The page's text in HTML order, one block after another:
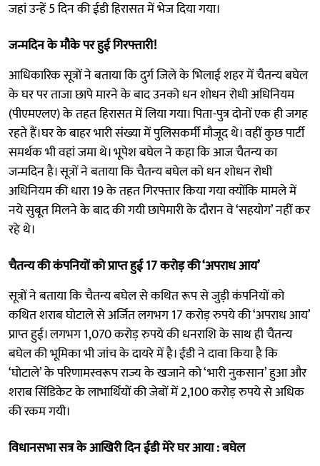
जहां उन्हें 5 दिन की ईडी हिरासत में भेज दिया गया।
जन्मदिन के मौके पर हुई गिरफ्तारी!
आधिकारिक सूत्रों ने बताया कि दुर्ग जिले के भिलाई शहर में चैतन्य बघेल
के घर पर ताजा छापे मारने के बाद उनको धन शोधन रोधी अधिनियम
(पीएमएलए) के तहत हिरासत में लिया गया। पिता-पुत्र दोनों एक ही जगह
रहते हैं।घर के बाहर भारी संख्या में पुलिसकर्मी मौजूद थे। वहीं कुछ पार्टी
समर्थक भी वहां जमा थे। भूपेश बघेल ने कहा कि आज चैतन्य का
जन्मदिन है। सूत्रों ने बताया कि चैतन्य बघेल को धन शोधन रोधी
अधिनियम की धारा 19 के तहत गिरफ्तार किया गया क्योंकि मामले में
नये सुबूत मिलने के बाद की गयी छापेमारी के दौरान वे ‘सहयोग’ नहीं कर
रहे थे।
चैतन्य की कंपनियों को प्राप्त हुई 17 करोड़ की ‘अपराध आय’
सूत्रों ने बताया कि चैतन्य बघेल से कथित रूप से जुड़ी कंपनियों को
कथित शराब घोटाले से अर्जित लगभग 17 करोड़ रुपये की ‘अपराध आय’
प्राप्त हुई। लगभग 1,070 करोड़ रुपये की धनराशि के साथ ही चैतन्य
बघेल की भूमिका भी जांच के दायरे में है। ईडी ने दावा किया है कि
‘घोटाले’ के परिणामस्वरूप राज्य के खजाने को ‘भारी नुकसान’ हुआ और
शराब सिंडिकेट के लाभार्थियों की जेबों में 2,100 करोड़ रुपये से अधिक
की रकम गयी।
विधानसभा सत्र के आखिरी दिन ईडी मेरे घर आया : बघेल